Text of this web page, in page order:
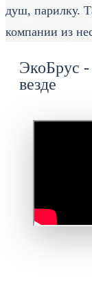
душ, парилку.
компании из
ЭкоБрус
везде